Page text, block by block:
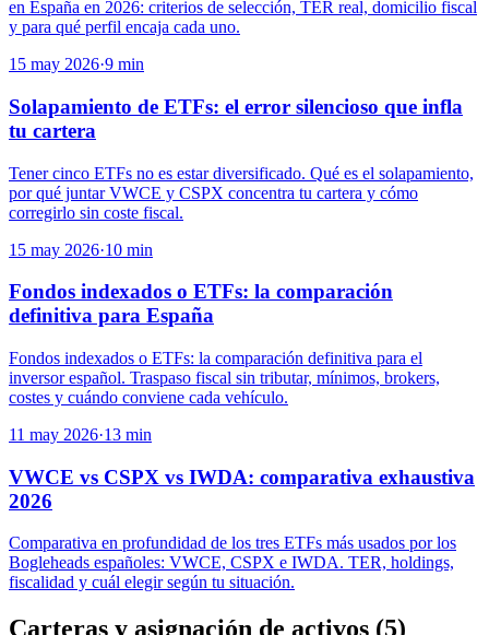
en España en 2026: criterios de selección, TER real, domicilio fiscal
y para qué perfil encaja cada uno.
15 may 2026·9 min
Solapamiento de ETFs: el error silencioso que infla
tu cartera
Tener cinco ETFs no es estar diversificado. Qué es el solapamiento,
por qué juntar VWCE y CSPX concentra tu cartera y cómo
corregirlo sin coste fiscal.
15 may 2026·10 min
Fondos indexados o ETFs: la comparación
definitiva para España
Fondos indexados o ETFs: la comparación definitiva para el
inversor español. Traspaso fiscal sin tributar, mínimos, brokers,
costes y cuándo conviene cada vehículo.
11 may 2026·13 min
VWCE vs CSPX vs IWDA: comparativa exhaustiva
2026
Comparativa en profundidad de los tres ETFs más usados por los
Bogleheads españoles: VWCE, CSPX e IWDA. TER, holdings,
fiscalidad y cuál elegir según tu situación.
Carteras y asignación de activos (5)